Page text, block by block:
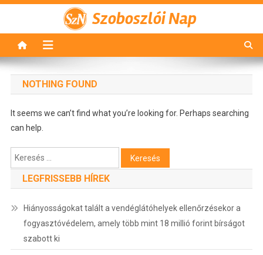
Szoboszlói Nap
NOTHING FOUND
It seems we can’t find what you’re looking for. Perhaps searching
can help.
Keresés:
LEGFRISSEBB HÍREK
Hiányosságokat talált a vendéglátóhelyek ellenőrzésekor a
fogyasztóvédelem, amely több mint 18 millió forint bírságot
szabott ki